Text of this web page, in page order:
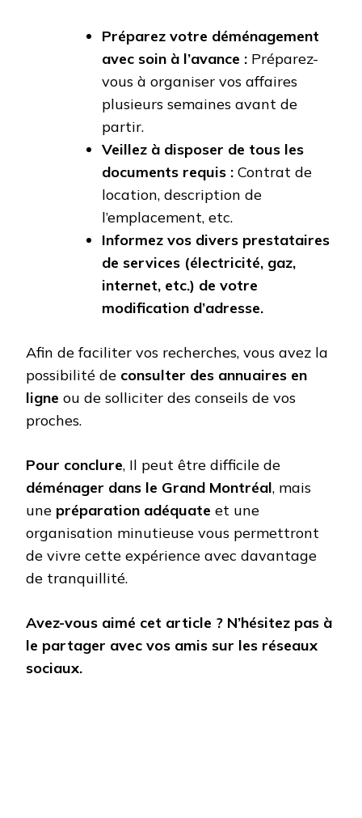
Préparez votre déménagement
avec soin à l’avance : Préparez-
vous à organiser vos affaires
plusieurs semaines avant de
partir.
Veillez à disposer de tous les
documents requis : Contrat de
location, description de
l’emplacement, etc.
Informez vos divers prestataires
de services (électricité, gaz,
internet, etc.) de votre
modification d’adresse.
Afin de faciliter vos recherches, vous avez la
possibilité de consulter des annuaires en
ligne ou de solliciter des conseils de vos
proches.
Pour conclure, Il peut être difficile de
déménager dans le Grand Montréal, mais
une préparation adéquate et une
organisation minutieuse vous permettront
de vivre cette expérience avec davantage
de tranquillité.
Avez-vous aimé cet article ? N’hésitez pas à
le partager avec vos amis sur les réseaux
sociaux.